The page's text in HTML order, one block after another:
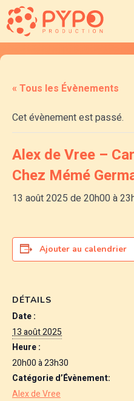
Aller
au
contenu
« Tous les Évènements
Cet évènement est passé.
Alex de Vree –
Chez Mémé
13 août 2025 de 20h00à
Ajouter au calendrier
DÉTAILS
Date :
13 août 2025
Heure :
20h00 à 23h30
Catégorie d’Évènement:
Alex de Vree